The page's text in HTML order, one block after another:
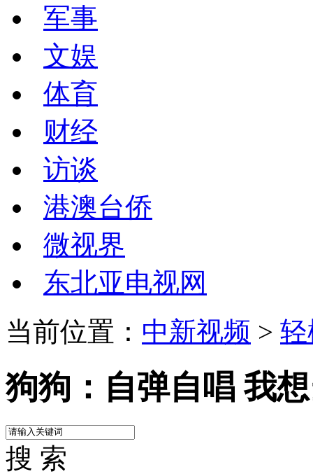
军事
文娱
体育
财经
访谈
港澳台侨
微视界
东北亚电视网
当前位置： 中新视频 >
狗狗：自弹自唱 我
搜 索